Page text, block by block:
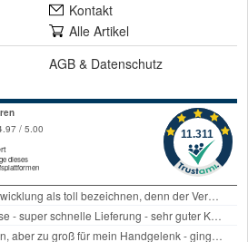
Kontakt
Alle Artikel
AGB & Datenschutz